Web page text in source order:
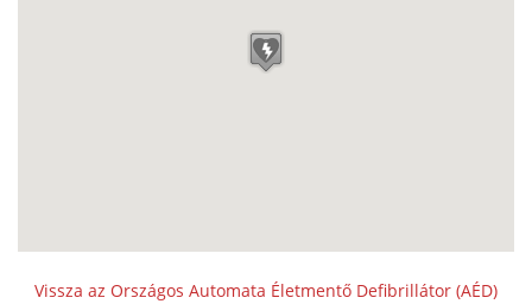
Vissza az Országos Automata Életmentő Defibrillátor (AÉD)